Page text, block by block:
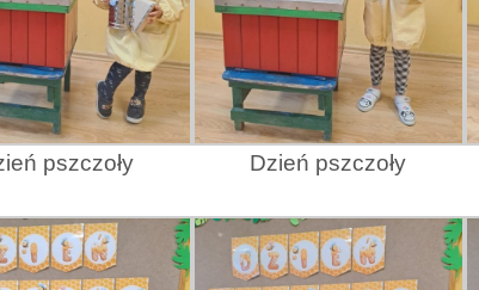
pszczoły Dzień pszczoły